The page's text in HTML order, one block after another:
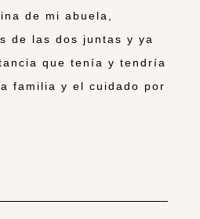
de mi abuela,
de las dos juntas y ya
que tenía y tendría
familia y el cuidado por